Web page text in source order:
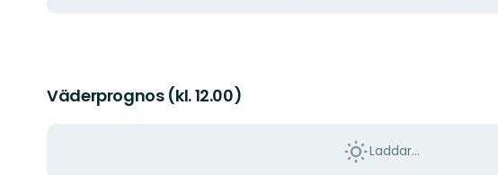
Väderprognos (kl. 12.00)
Laddar...